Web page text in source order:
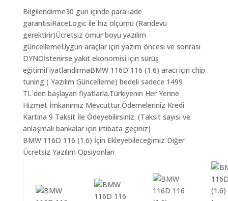
Bilgilendirme30 gun içinde para iade
garantisiRaceLogic ile hız ölçümü (Randevu
gerektirir)Ücretsiz ömür boyu yazılım
güncellemeUygun araçlar için yazım öncesi ve sonrası
DYNOİstenirse yakıt ekonomisi için sürüş
eğitimiFiyatlandırmaBMW 116D 116 (1.6) aracı için chip
tuning ( Yazılım Güncelleme) bedeli sadece 1499
TL`den başlayan fiyatlarla.Türkiyenin Her Yerine
Hizmet İmkanımız Mevcuttur.Ödemeleriniz Kredi
Kartına 9 Taksit İle Ödeyebilirsiniz. (Taksit sayısı ve
anlaşmalı bankalar için irtibata geçiniz)
BMW 116D 116 (1.6) İçin Ekleyebileceğimiz Diğer
Ücretsiz Yazılım Opsiyonları